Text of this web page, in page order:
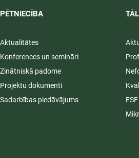
PĒTNIECĪBA
Aktualitātes
Konferences un semināri
Zinātniskā padome
Projektu dokumenti
Sadarbības piedāvājums